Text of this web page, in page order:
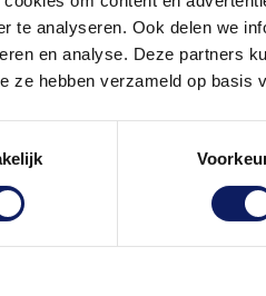
te analyseren. Ook delen we
en analyse. Deze partners
ze hebben verzameld op basis